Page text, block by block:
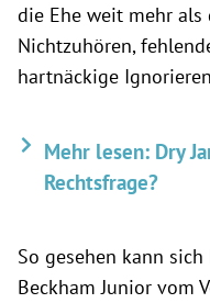
die Ehe weit mehr
Nichtzuhören,
hartnäckige
Mehr lesen: Dry
Rechtsfrage?
So gesehen kann
Beckham Junior vom